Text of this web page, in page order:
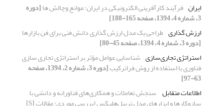
ایران فرآیند کارآفرینی الکترونیکی در ایران؛ موانع وچالش ها[دوره
3، شماره 4، 1394، صفحه 165-188]
ارزش گذاری طراحی یک مدل ارزش گذاری دانش فنی برای فن بازارها
[دوره 3، شماره 4، 1394، صفحه 45-80]
استراتژی تجاری‌سازی شناسایی عوامل مؤثر بر استراتژی تجاری سازی
فناوری با استفاده از روش فراترکیب [دوره 3، شماره 2، 1394، صفحه
63-97]
اطلاعات متقابل ‏ سنجش تعاملات و همکاری‌های فناورانه و دانشی با